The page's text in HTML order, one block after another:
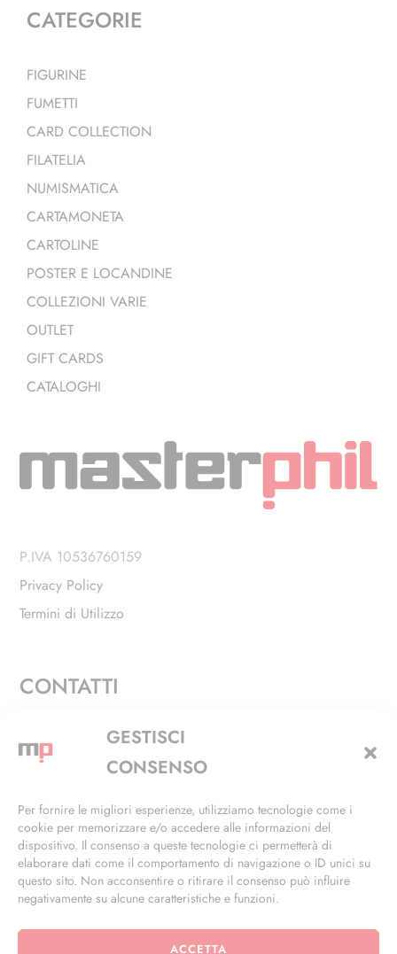
GESTISCI
CONSENSO
Per fornire le migliori esperienze, utilizziamo tecnologie come i
cookie per memorizzare e/o accedere alle informazioni del
dispositivo. Il consenso a queste tecnologie ci permetterà di
elaborare dati come il comportamento di navigazione o ID unici su
questo sito. Non acconsentire o ritirare il consenso può influire
negativamente su alcune caratteristiche e funzioni.
ACCETTA
CATEGORIE
FIGURINE
FUMETTI
CARD COLLECTION
FILATELIA
NUMISMATICA
CARTAMONETA
CARTOLINE
POSTER E LOCANDINE
COLLEZIONI VARIE
OUTLET
GIFT CARDS
CATALOGHI
P.IVA 10536760159
Privacy Policy
Termini di Utilizzo
CONTATTI
Via Alfieri, 27 - Trezzano Sul Naviglio (MI)
+39 02 4846 3155
info@masterphil.it